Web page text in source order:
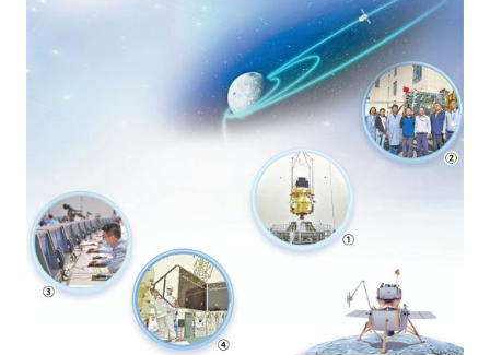
經
歷
程
各
體
系
密
轉
（講